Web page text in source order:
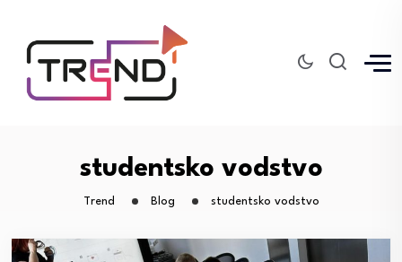
studentsko vodstvo
Trend Blog studentsko vodstvo